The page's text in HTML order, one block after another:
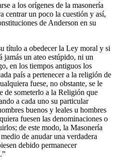
a los orígenes de la masonería
centrar un poco la cuestión y así,
de Anderson en su
título a obedecer la Ley moral y si
jamás un ateo estúpido, ni un
en los tiempos antiguos los
país a pertenecer a la religión de
fuese, no obstante, se le
de someterlo a la Religión que
a cada uno su particular
buenos y leales u hombres
fuesen las denominaciones o
de este modo, la Masonería
de anudar una verdadera
debido permanecer